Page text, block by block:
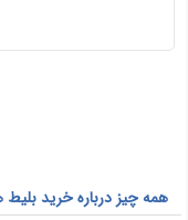
همه چیز درباره خرید بلیط